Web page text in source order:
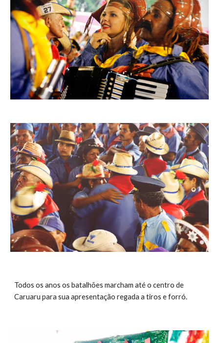
Todos os anos os batalhões marcham até o centro de
Caruaru para sua apresentação regada a tiros e forró.